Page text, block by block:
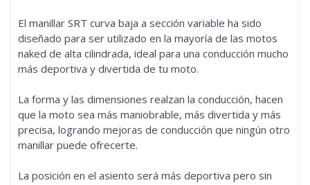
El manillar SRT curva baja a sección variable ha sido
diseñado para ser utilizado en la mayoría de las motos
naked de alta cilindrada, ideal para una conducción mucho
más deportiva y divertida de tu moto.
La forma y las dimensiones realzan la conducción, hacen
que la moto sea más maniobrable, más divertida y más
precisa, logrando mejoras de conducción que ningún otro
manillar puede ofrecerte.
La posición en el asiento será más deportiva pero sin